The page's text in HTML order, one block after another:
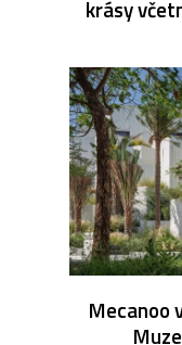
krásy
Mecanoo